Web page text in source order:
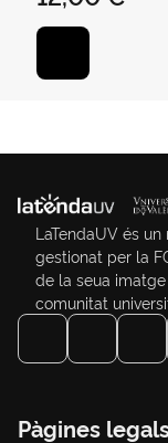
LaTendaUV és
gestionat per la
de la seua
comunitat
Pàgines